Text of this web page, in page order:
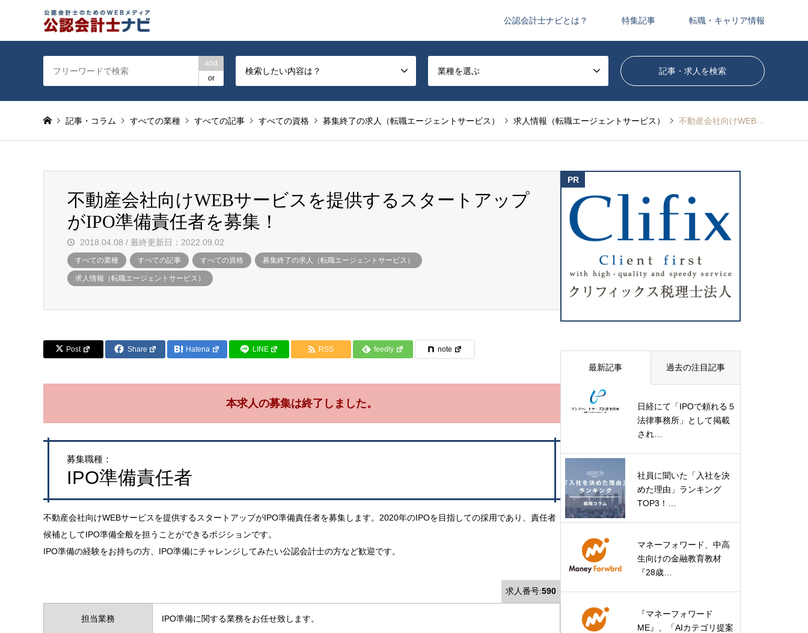
公認会計士ナビとは？ 特集記事 転職・キャリア情報
and
or
検索したい内容は？ 業種を選ぶ
記事・コラム すべての業種 すべての記事 すべての資格 募集終了の求人（転職エージェントサービス） 求人情報（転職エージェントサービス） 不動産会社向けWEBサービスを提供するスタートアップがIPO準備責任者を募集！
不動産会社向けWEBサービスを提供するスタートアップ
がIPO準備責任者を募集！
2018.04.08 / 最終更新日：2022.09.02
すべての業種 すべての記事 すべての資格 募集終了の求人（転職エージェントサービス）
求人情報（転職エージェントサービス）
Post Share Hatena LINE RSS feedly note
本求人の募集は終了しました。
募集職種：
IPO準備責任者
不動産会社向けWEBサービスを提供するスタートアップがIPO準備責任者を募集します。2020年のIPOを目指しての採用であり、責任者
候補としてIPO準備全般を担うことができるポジションです。
IPO準備の経験をお持ちの方、IPO準備にチャレンジしてみたい公認会計士の方など歓迎です。
求人番号:590
担当業務 IPO準備に関する業務をお任せ致します。
最新記事 過去の注目記事
日経にて「IPOで頼れる５
法律事務所」として掲載
され…
社員に聞いた「入社を決
めた理由」ランキング
TOP3！…
マネーフォワード、中高
生向けの金融教育教材
『28歳…
『マネーフォワード
ME』、「AIカテゴリ提案